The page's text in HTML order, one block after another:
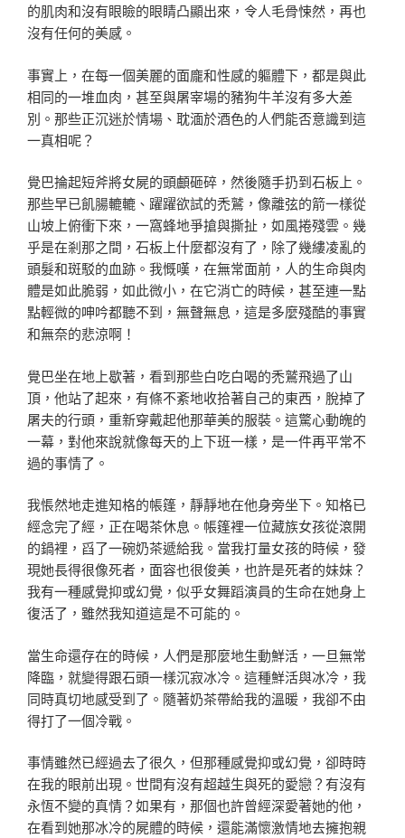
的肌肉和沒有眼瞼的眼睛凸顯出來，令人毛骨悚然，再也
沒有任何的美感 。
事實上，在每一個美麗的面龐和性感的軀體下，都是與此
相同的一堆血肉，甚至與屠宰場的豬狗牛羊沒有多大差
別。那些正沉迷於情場、耽湎於酒色的人們能否意識到這
一真相呢？
覺巴掄起短斧將女屍的頭顱砸碎，然後隨手扔到石板上。
那些早已飢腸轆轆、躍躍欲試的禿鷲，像離弦的箭一樣從
山坡 上俯衝下來，一窩蜂地爭搶與撕扯，如風捲殘雲。幾
乎是在剎那之間，石板上什麼都沒有了，除了幾縷凌亂的
頭髮和斑駁的血跡。我慨嘆，在無常面前，人的生命與肉
體是如此脆弱，如此微小，在它消亡的時候，甚至連一點
點輕微的呻吟都聽不到，無聲無息，這是多麼殘酷的事實
和無奈的悲涼啊 ！
覺巴坐在地上歇著，看到那些白吃白喝的禿鷲飛過了山
頂， 他站了起來，有條不紊地收拾著自己的東西，脫掉了
屠夫的行頭，重新穿戴起他那華美的服裝。這驚心動魄的
一幕，對他來說就像每天的上下班一樣，是一件再平常不
過的事情了 。
我悵然地走進知格的帳篷，靜靜地在他身旁坐下。知格已
經念完了經，正在喝茶休息。帳篷裡一位藏族女孩從滾開
的鍋裡，舀了一碗奶茶遞給我。當我打量女孩的時候，發
現她長得很像死者，面容也很俊美，也許是死者的妹妹？
我有一種感覺抑或幻覺，似乎女舞蹈演員的生命在她身上
復活了，雖然我知道這是不可能的。
當生命還存在的時候，人們是那麼地生動鮮活，一旦無常
降臨，就變得跟石頭一樣沉寂冰冷。這種鮮活與冰冷，我
同時真切地感受到了。隨著奶茶帶給我的溫暖，我卻不由
得打了一個冷戰。
事情雖然已經過去了很久，但那種感覺抑或幻覺，卻時時
在我的眼前出現。世間有沒有超越生與死的愛戀？有沒有
永恆不變的真情？如果有，那個也許曾經深愛著她的他，
在看到她那冰冷的屍體的時候，還能滿懷激情地去擁抱親